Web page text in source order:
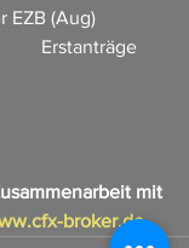
EZB (Aug)
Erstanträge
mit
broker.de